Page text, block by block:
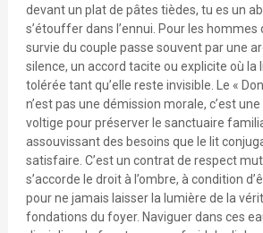
devant un plat de pâtes tièdes, tu es un
s’étouffer dans l’ennui. Pour les hommes
survie du couple passe souvent par une
silence, un accord tacite ou explicite où la
tolérée tant qu’elle reste invisible. Le «
n’est pas une démission morale, c’est
voltige pour préserver le sanctuaire
assouvissant des besoins que le lit
satisfaire. C’est un contrat de respect
s’accorde le droit à l’ombre, à condition
pour ne jamais laisser la lumière de la
fondations du foyer. Naviguer dans ces